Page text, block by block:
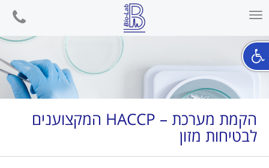
Toggle
phone
הקמת מערכת – HACCP המקצוענים
לבטיחות מזון